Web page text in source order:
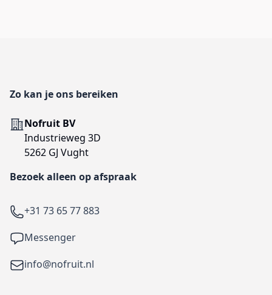
Zo kan je ons bereiken
AdresNofruit BV
Industrieweg 3D
5262 GJ Vught
Bezoek alleen op afspraak
Telefoon
+31 73 65 77 883
Facebook
Messenger
Emailinfo@nofruit.nl